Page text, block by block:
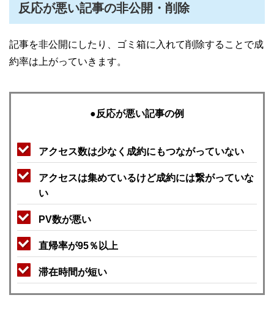
反応が悪い記事の非公開・削除
記事を非公開にしたり、ゴミ箱に入れて削除することで成
約率は上がっていきます。
●反応が悪い記事の例
アクセス数は少なく成約にもつながっていない
アクセスは集めているけど成約には繋がっていな
い
PV数が悪い
直帰率が95％以上
滞在時間が短い